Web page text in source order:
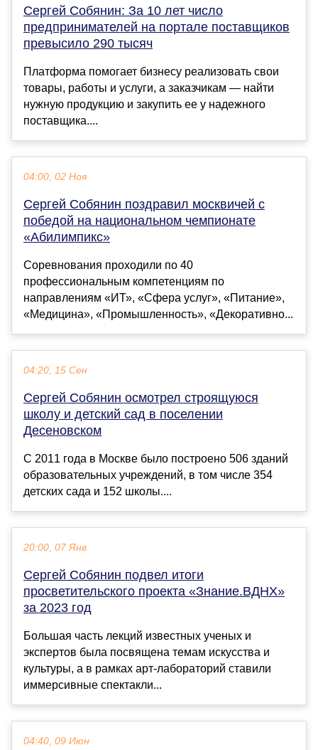
Сергей Собянин: За 10 лет число
предпринимателей на портале поставщиков
превысило 290 тысяч
Платформа помогает бизнесу реализовать свои
товары, работы и услуги, а заказчикам — найти
нужную продукцию и закупить ее у надежного
поставщика....
04:00, 02 Ноя
Сергей Собянин поздравил москвичей с
победой на национальном чемпионате
«Абилимпикс»
Соревнования проходили по 40
профессиональным компетенциям по
направлениям «ИТ», «Сфера услуг», «Питание»,
«Медицина», «Промышленность», «Декоративно...
04:20, 15 Сен
Сергей Собянин осмотрел строящуюся
школу и детский сад в поселении
Десеновском
С 2011 года в Москве было построено 506 зданий
образовательных учреждений, в том числе 354
детских сада и 152 школы....
20:00, 07 Янв
Сергей Собянин подвел итоги
просветительского проекта «Знание.ВДНХ»
за 2023 год
Большая часть лекций известных ученых и
экспертов была посвящена темам искусства и
культуры, а в рамках арт-лабораторий ставили
иммерсивные спектакли...
04:40, 09 Июн